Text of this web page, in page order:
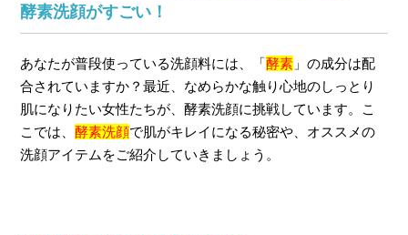
酵素洗顔がすごい！
あなたが普段使っている洗顔料には、「酵素 」の成分は配
合されていますか？最近、なめらかな触り心地のしっとり
肌になりたい女性たちが、酵素洗顔に挑戦しています。こ
こでは、酵素洗顔で肌がキレイになる秘密や、オススメの
洗顔アイテムをご紹介していきましょう。